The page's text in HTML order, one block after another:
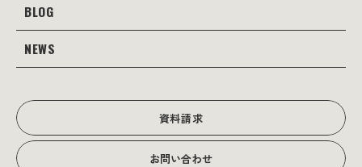
Web広告･SEO対策
Web
会社案内
当社の強み
会社沿革
会社概要
BLOG
JOTOブログ
NEWS
資料請求
お問い合わせ